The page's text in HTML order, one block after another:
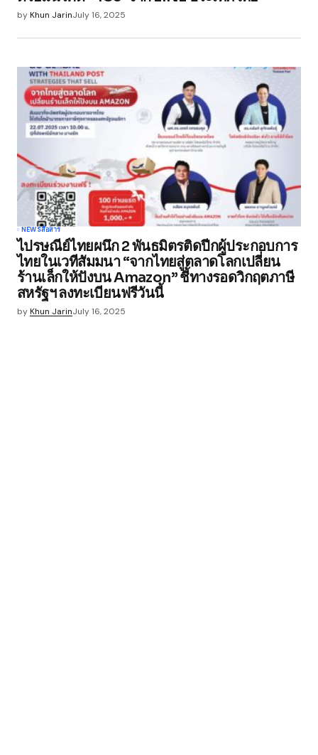
byKhun JarinJuly 16, 2025
NEWSสื่อสาร
ไปรษณีย์ไทยผนึก 2 พันธมิตรติดปีกผู้ประกอบการ
ไทยในเวทีสัมมนา “จากไทยสู่ตลาดโลกเปลี่ยน
ร้านเล็กให้ปังบน Amazon” ชี้ทางรอดวิกฤตภาษี
สหรัฐฯ ลงทะเบียนฟรีวันนี้
byKhun JarinJuly 16, 2025